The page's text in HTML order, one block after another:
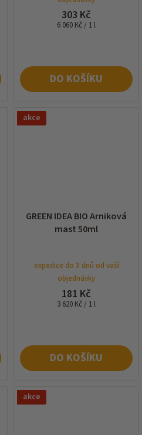
303 Kč
Měrná
6 060 Kč / 1 l
DO KOŠÍKU
akce
GREEN IDEA BIO Arniková
mast 50ml
expedice do 3 dnů od vaší
objednávky
181 Kč
Měrná
3 620 Kč / 1 l
DO KOŠÍKU
akce